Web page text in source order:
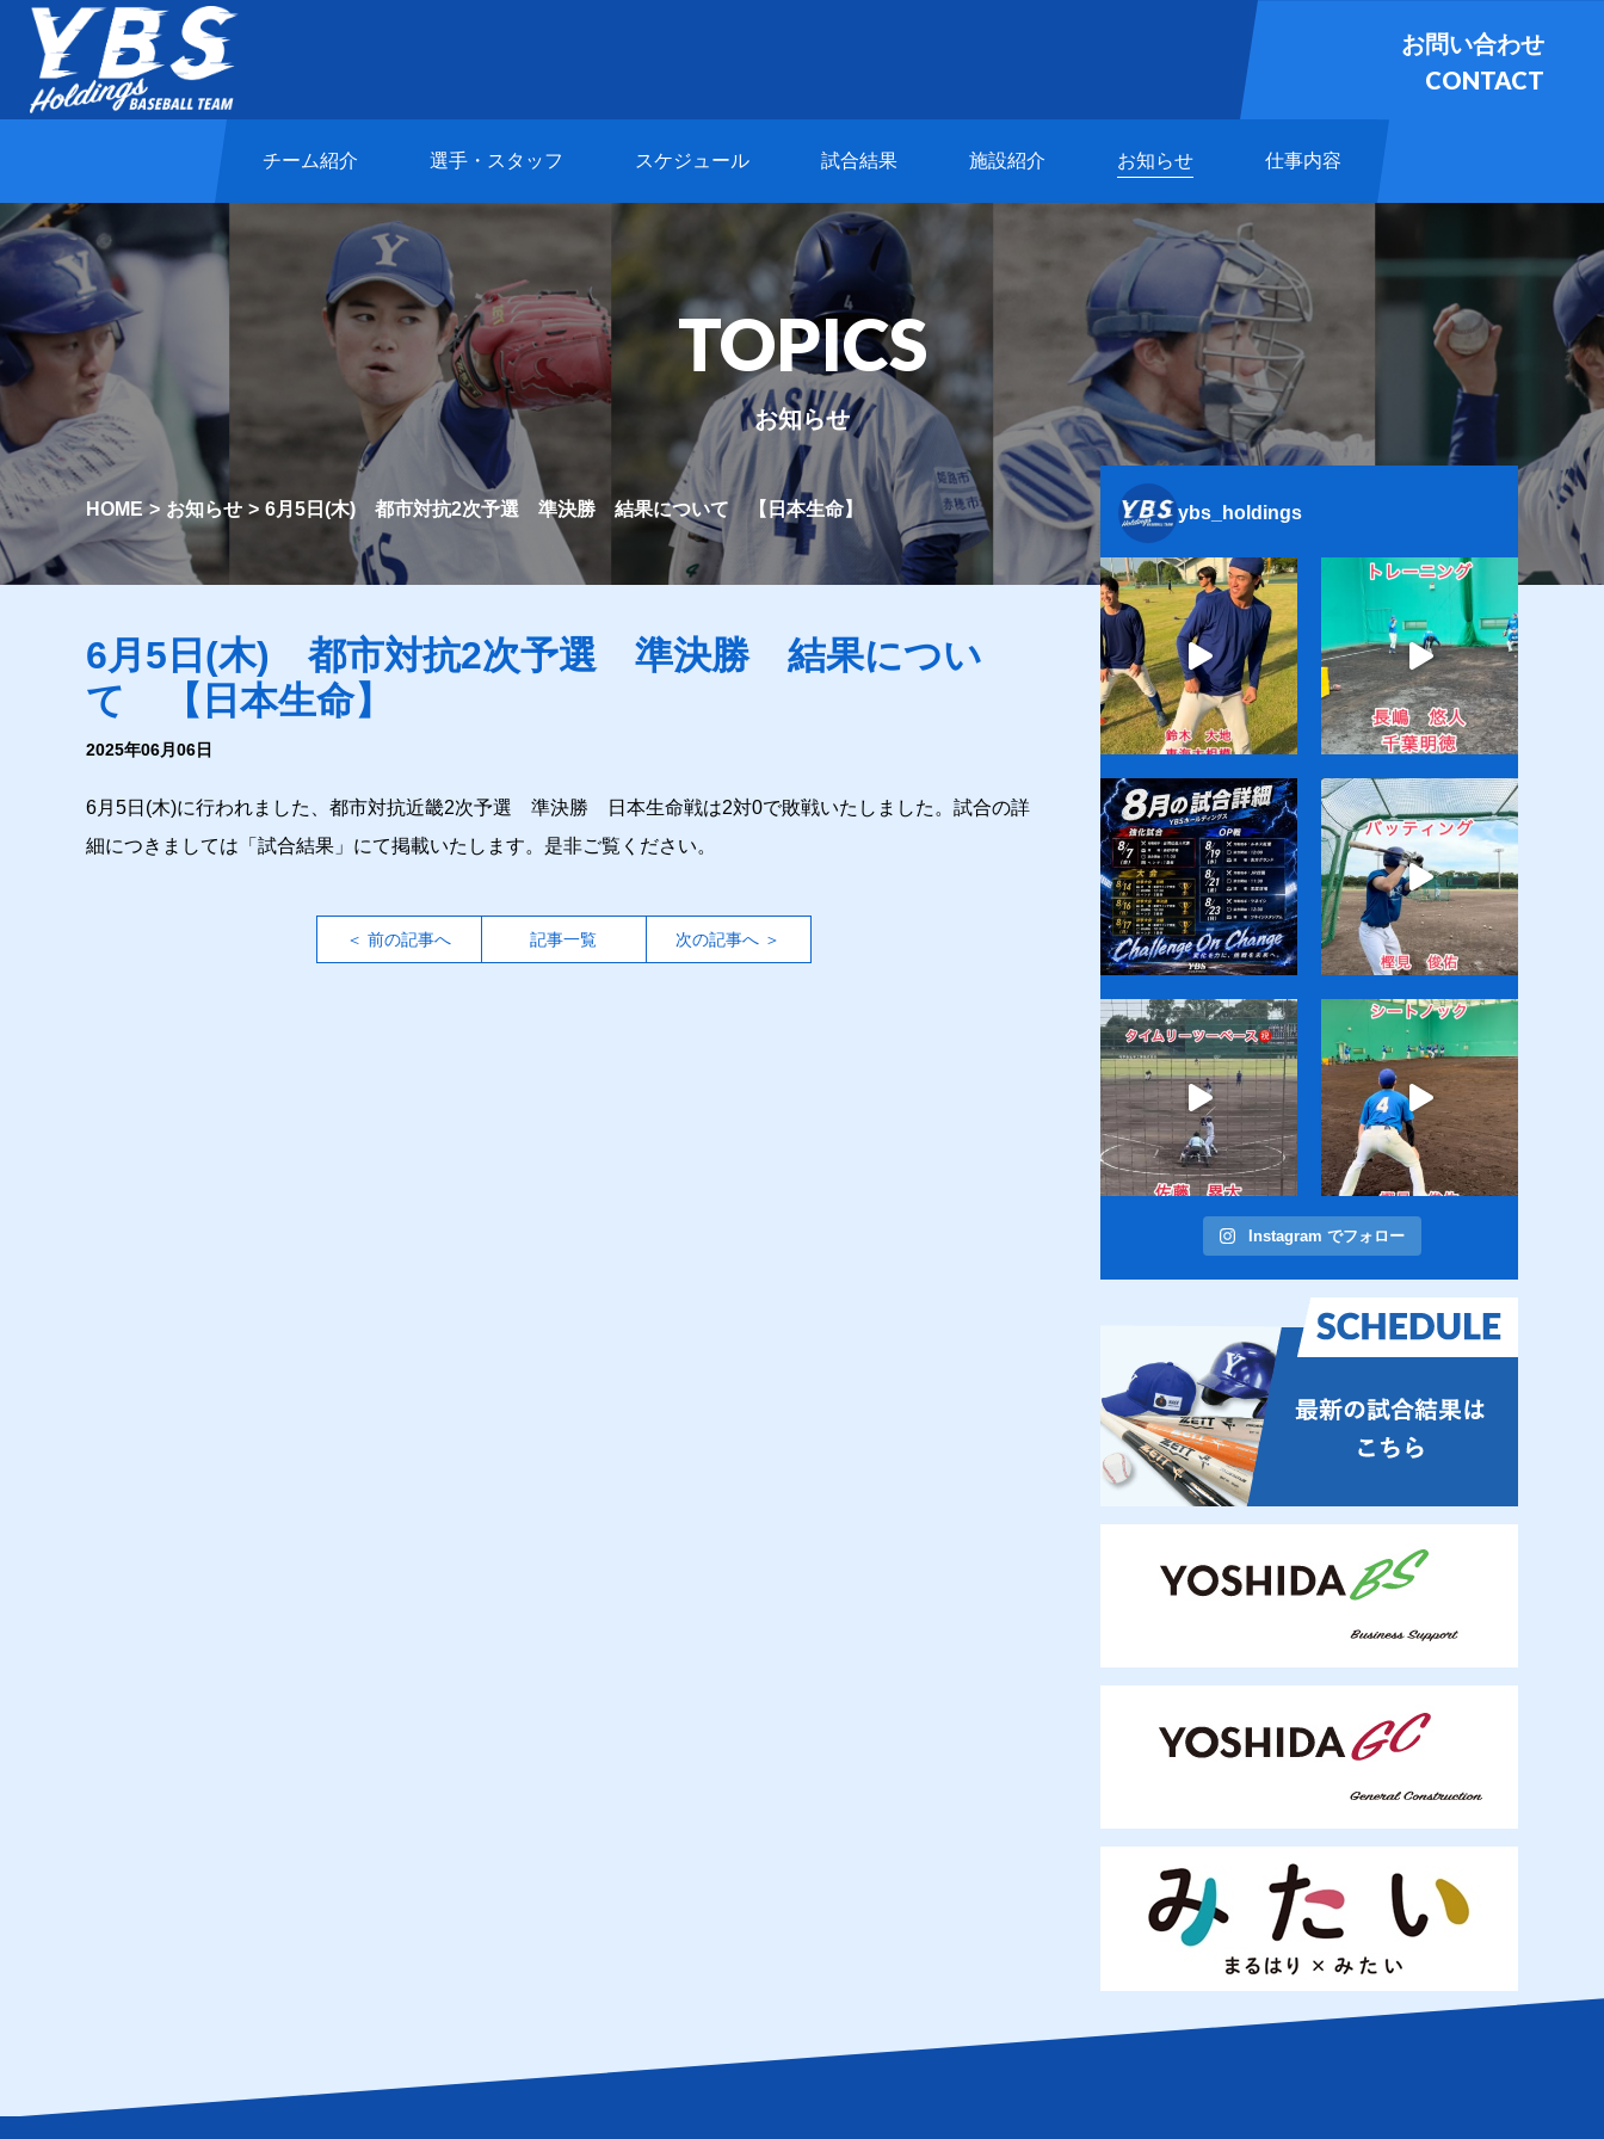
お問い合わせ
CONTACT
チーム紹介 選手・スタッフ スケジュール 試合結果 施設紹介 お知らせ 仕事内容
TOPICS
お知らせ
HOME お知らせ 6月5日(木) 都市対抗2次予選 準決勝 結果について 【日本生命】
6月5日(木) 都市対抗2次予選 準決勝 結果につい
て 【日本生命】
2025年06月06日
6月5日(木)に行われました、都市対抗近畿2次予選 準決勝 日本生命戦は2対0で敗戦いたしました。試合の詳
細につきましては「試合結果」にて掲載いたします。是非ご覧ください。
＜ 前の記事へ 記事一覧 次の記事へ ＞
ybs_holdings
Instagram でフォロー